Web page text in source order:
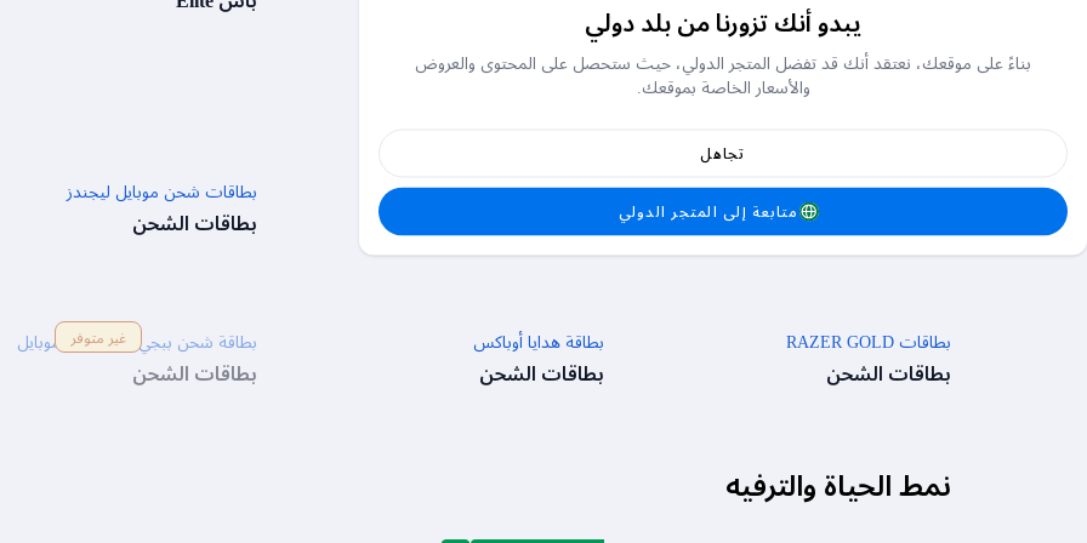
بطاقة شحن فري فاير
خصم بنسبة 5% ستيم أمريكا بطاقات شحن موبايل ليجندز
بطاقات الشحن
بطاقات RAZER GOLD
بطاقات الشحن
بطاقة هدايا أوباكس
بطاقات الشحن
بطاقة شحن ببجي نيو ستيت موبايل
بطاقات الشحن
غير متوفر
نمط الحياة والترفيه
يبدو أنك تزورنا من بلد دولي
بناءً على موقعك، نعتقد أنك قد تفضل المتجر الدولي، حيث ستحصل على المحتوى والعروض
والأسعار الخاصة بموقعك.
تجاهل
متابعة إلى المتجر الدولي